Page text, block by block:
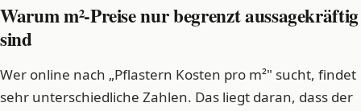
Warum m²-Preise nur begrenzt aussagekräftig
sind
Wer online nach „Pflastern Kosten pro m²" sucht, findet
sehr unterschiedliche Zahlen. Das liegt daran, dass der